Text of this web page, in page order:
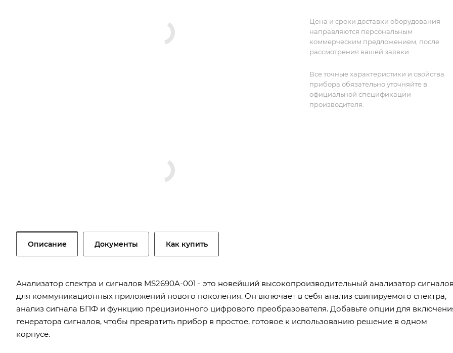
подключения генератора сигналов
делает прибор полноценным
решением в одном корпусе. MS2690A-
001 оснащен рубидиевым опорным
измерений.
Цена и сроки доставки оборудования
направляются персональным
коммерческим предложением, после
рассмотрения вашей заявки.
Все точные характеристики и свойства
прибора обязательно уточняйте в
официальной спецификации
производителя.
Описание Документы Как купить
Анализатор спектра и сигналов MS2690A-001 - это новейший высокопроизводительный анализатор сигналов
для коммуникационных приложений нового поколения. Он включает в себя анализ свипируемого спектра,
анализ сигнала БПФ и функцию прецизионного цифрового преобразователя. Добавьте опции для
генератора сигналов, чтобы превратить прибор в простое, готовое к использованию решение в одном
корпусе.